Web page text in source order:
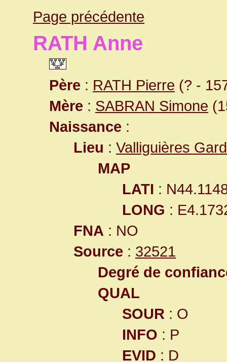
Page précédente
RATH Anne
Père : RATH Pierre (? -
Mère : SABRAN Simone
Naissance :
Lieu : Valliguières
MAP
LATI :
LONG :
FNA : NO
Source : 32521
Degré de
QUAL
SOUR : O
INFO : P
EVID : D